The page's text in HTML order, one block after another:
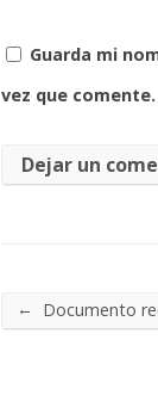
Guarda mi
vez que comente.
← Documento